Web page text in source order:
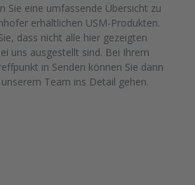
Sie eine umfassende Übersicht zu
erhältlichen USM-Produkten.
dass nicht alle hier gezeigten
uns ausgestellt sind. Bei Ihrem
in Senden können Sie dann
Team ins Detail gehen.